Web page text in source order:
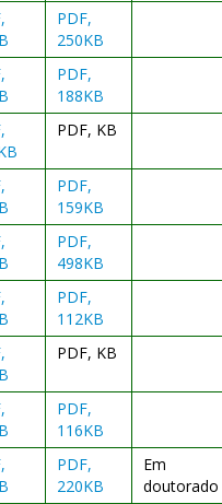
PDF,
250KB
PDF,
188KB
PDF, KB
PDF,
159KB
PDF,
498KB
PDF,
112KB
PDF, KB
PDF,
116KB
PDF,
220KB
Em
doutorado